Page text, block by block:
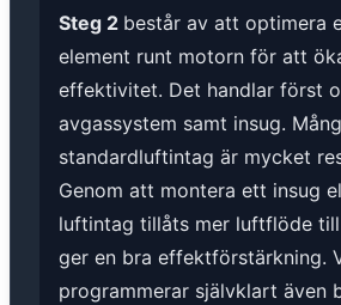
Steg 2 består av att optimera
element runt motorn för att
effektivitet. Det handlar först
avgassystem samt insug.
standardluftintag är mycket
Genom att montera ett insug
luftintag tillåts mer luftflöde
ger en bra effektförstärkning.
programmerar självklart även